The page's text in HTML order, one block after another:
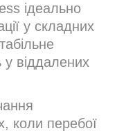
ідеально
у складних
у віддалених
коли перебої